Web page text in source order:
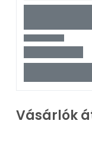
Vásárlók